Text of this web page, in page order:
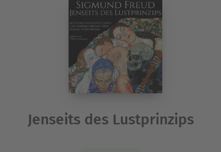
Jenseits des Lustprinzips